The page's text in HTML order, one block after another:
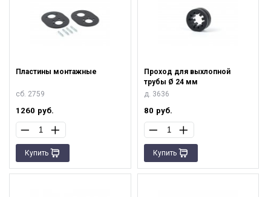
Пластины монтажные
сб. 2759
1260 руб.
Купить
Проход для выхлопной
трубы Ø 24 мм
д. 3636
80 руб.
Купить